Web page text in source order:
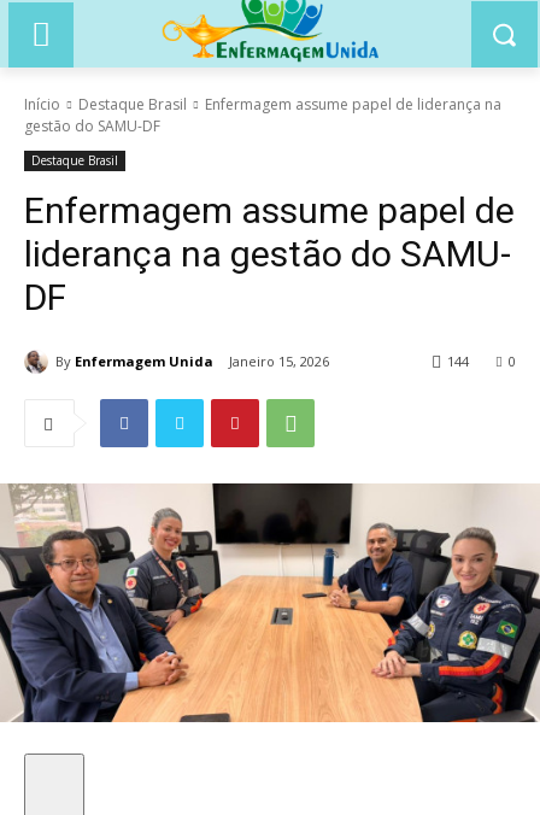
Início Destaque Brasil
Enfermagem assume papel de liderança na
gestão do SAMU-DF
Destaque Brasil
Enfermagem assume papel de
liderança na gestão do SAMU-
DF
By Enfermagem Unida Janeiro 15, 2026 0
144